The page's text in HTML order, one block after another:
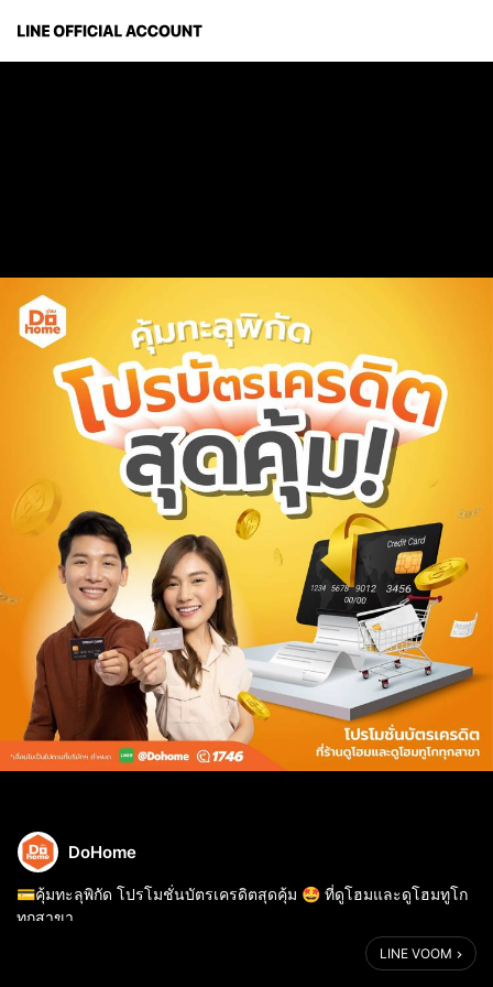
DoHome
💳คุ้มทะลุพิกัด โปรโมชั่นบัตรเครดิตสุดคุ้ม 🤩 ที่ดูโฮมและดูโฮมทูโก
ทุกสาขา
✅ แลกคะแนน KTC Forever และชำระเต็มจำนวนกับบัตร KTC ครบ
LINE VOOM